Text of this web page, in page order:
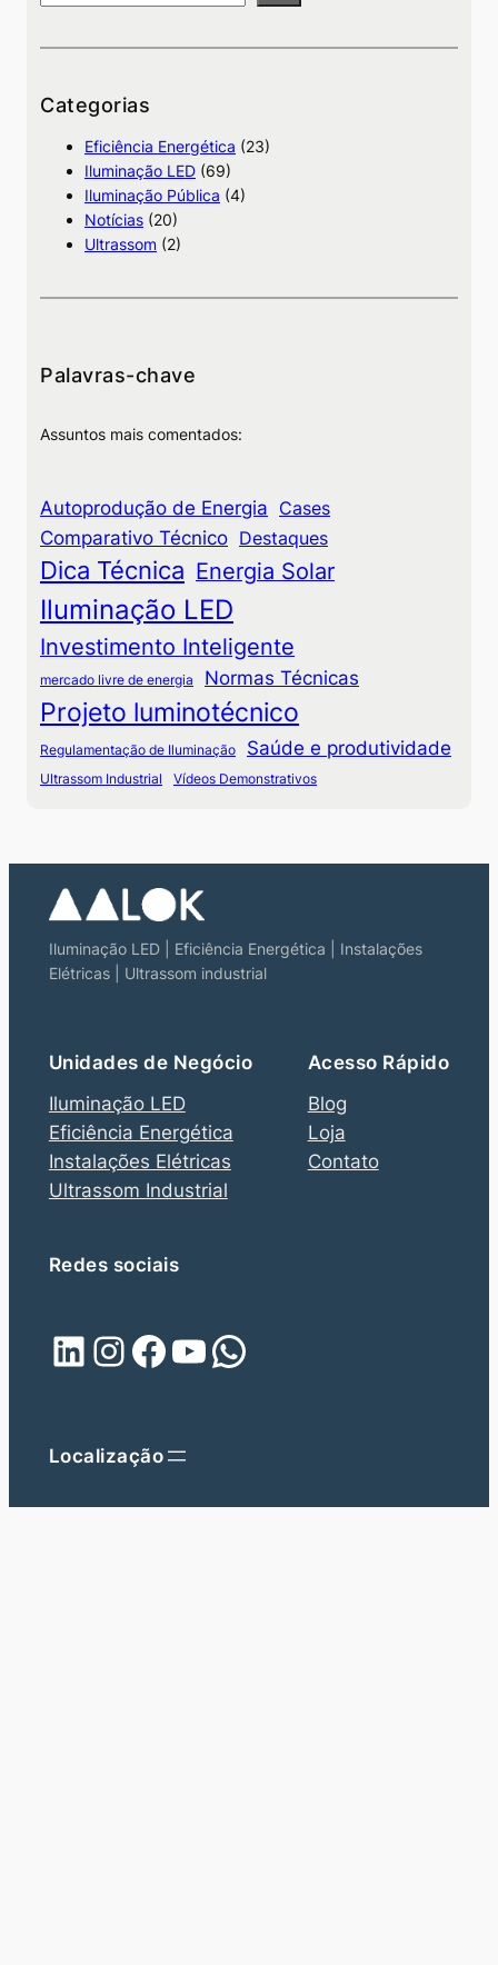
s
u
Categorias
Eficiência Energética (23)
Iluminação LED (69)
Iluminação Pública (4)
Notícias (20)
Ultrassom (2)
Palavras-chave
Assuntos mais comentados:
Autoprodução de Energia Cases
Comparativo Técnico Destaques
Dica Técnica Energia Solar
Iluminação LED
Investimento Inteligente
mercado livre de energia Normas Técnicas
Projeto luminotécnico
Regulamentação de Iluminação Saúde e produtividade
Ultrassom Industrial Vídeos Demonstrativos
Iluminação LED | Eficiência Energética | Instalações
Elétricas | Ultrassom industrial
Unidades de Negócio
Iluminação LED
Eficiência Energética
Instalações Elétricas
Ultrassom Industrial
Acesso Rápido
Blog
Loja
Contato
Redes sociais
LinkedIn Instagram Facebook Youtube WhatsApp
Localização